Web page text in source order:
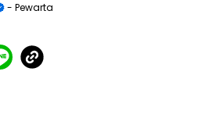
- Pewarta